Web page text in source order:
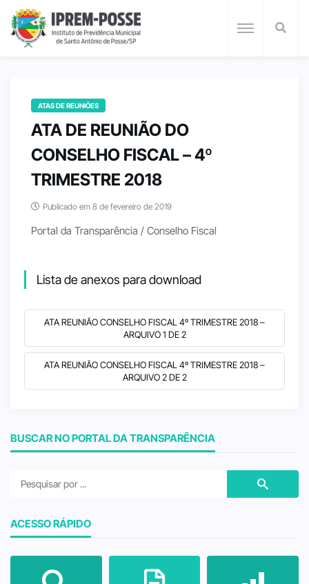
ATAS DE REUNIÕES
ATA DE REUNIÃO DO
CONSELHO FISCAL – 4º
TRIMESTRE 2018
Publicado em 8 de fevereiro de 2019
Portal da Transparência / Conselho Fiscal
Lista de anexos para download
ATA REUNIÃO CONSELHO FISCAL 4º TRIMESTRE 2018 –
ARQUIVO 1 DE 2
ATA REUNIÃO CONSELHO FISCAL 4º TRIMESTRE 2018 –
ARQUIVO 2 DE 2
BUSCAR NO PORTAL DA TRANSPARÊNCIA
ACESSO RÁPIDO